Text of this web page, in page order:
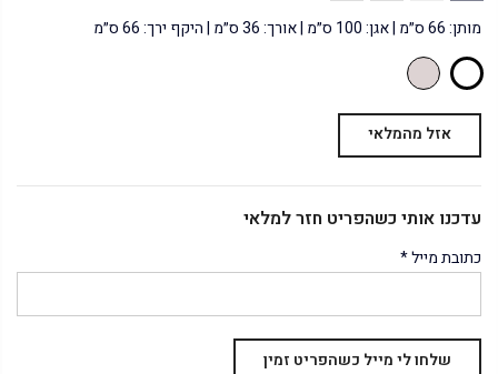
מותן: 66 ס״מ | אגן: 100 ס״מ | אורך: 36 ס״מ | היקף ירך: 66 ס״מ
אזל מהמלאי
עדכנו אותי כשהפריט חזר למלאי
כתובת מייל*